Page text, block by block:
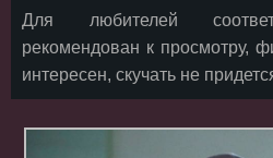
Для любителей
рекомендован к просмотру,
интересен, скучать не